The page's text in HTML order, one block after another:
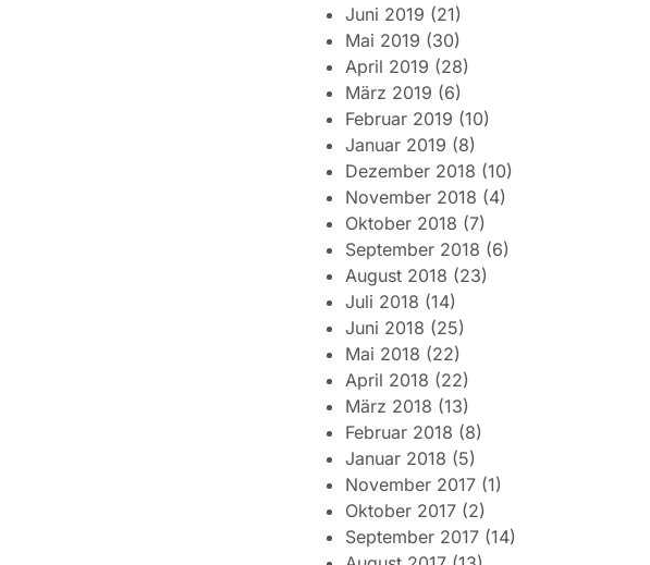
Juni 2019 (21)
Mai 2019 (30)
April 2019 (28)
März 2019 (6)
Februar 2019 (10)
Januar 2019 (8)
Dezember 2018 (10)
November 2018 (4)
Oktober 2018 (7)
September 2018 (6)
August 2018 (23)
Juli 2018 (14)
Juni 2018 (25)
Mai 2018 (22)
April 2018 (22)
März 2018 (13)
Februar 2018 (8)
Januar 2018 (5)
November 2017 (1)
Oktober 2017 (2)
September 2017 (14)